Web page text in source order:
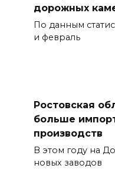
дорожных
По данным
и февраль
Ростовская
больше
производств
В этом году на
новых заводов